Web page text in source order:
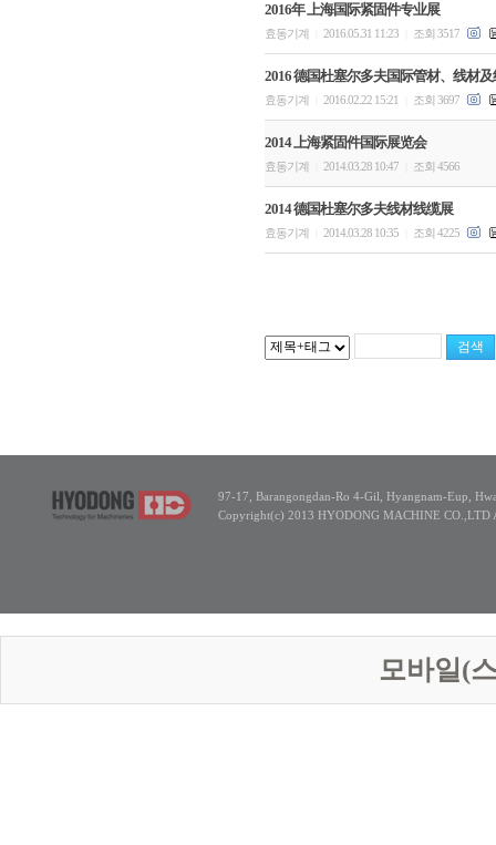
2016年 上海国际紧固件专业展
효동기계 2016.05.31 11:23 조회 3517
2016 德国杜塞尔多夫国际管材、线材
효동기계 2016.02.22 15:21 조회 3697
2014 上海紧固件国际展览会
효동기계 2014.03.28 10:47 조회 4566
2014 德国杜塞尔多夫线材线缆展
효동기계 2014.03.28 10:35 조회 4225
97-17, Barangongdan-Ro 4-Gil, Hyangnam-Eup,
Copyright(c) 2013 HYODONG MACHINE CO.,LTD
모바일(